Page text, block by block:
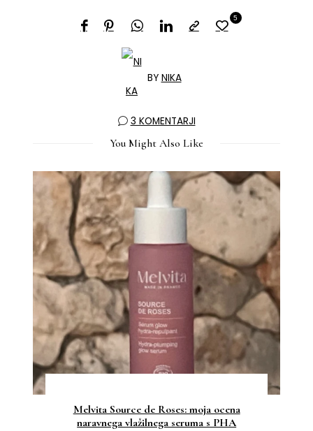
BY NIKA
5
3 KOMENTARJI
You Might Also Like
Melvita Source de Roses: moja ocena
naravnega vlažilnega seruma s PHA